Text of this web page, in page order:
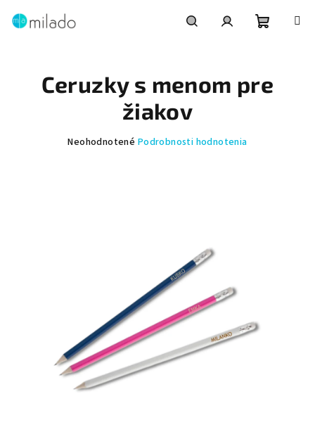
košík
Ceruzky s menom pre
žiakov
Priemerné
Neohodnotené Podrobnosti hodnotenia